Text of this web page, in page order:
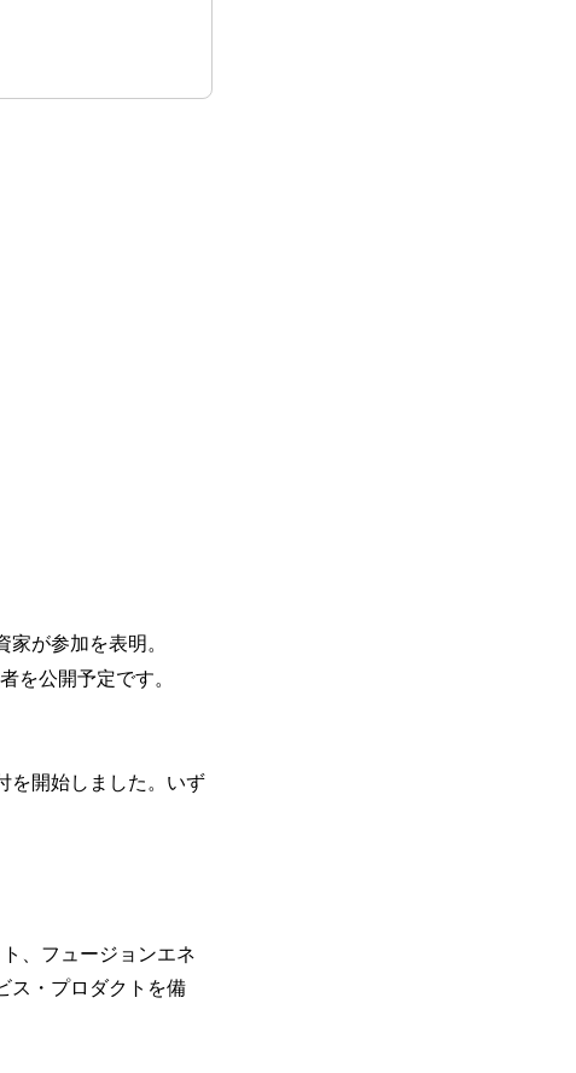
が参加を表明。
を公開予定です。
を開始しました。いず
、フュージョンエネ
ス・プロダクトを備